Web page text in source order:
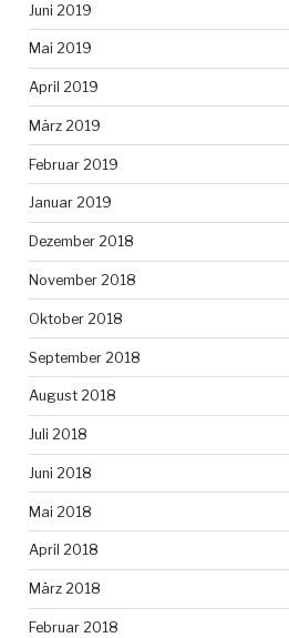
Juni 2019
Mai 2019
April 2019
März 2019
Februar 2019
Januar 2019
Dezember 2018
November 2018
Oktober 2018
September 2018
August 2018
Juli 2018
Juni 2018
Mai 2018
April 2018
März 2018
Februar 2018